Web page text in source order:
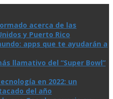
acerca de las
y Puerto Rico
apps que te ayudarán a
llamativo del “Super Bowl”
en 2022: un
del año